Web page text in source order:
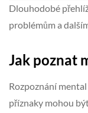
Dlouhodobé
problémům a
Jak poznat
Rozpoznání
příznaky mohou